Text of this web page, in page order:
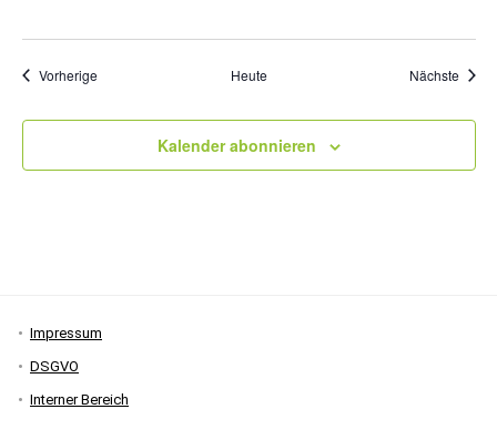
VorherigeVeranstaltungen Heute Nächste
Kalender abonnieren
Impressum
DSGVO
Interner Bereich